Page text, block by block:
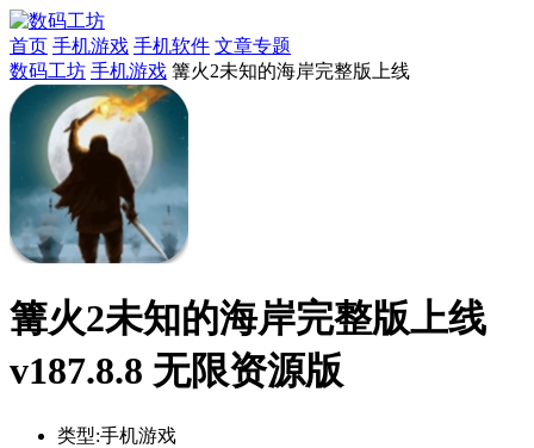
首页 手机游戏 手机软件 文章专题
数码工坊 手机游戏 篝火2未知的海岸完整版上线
篝火2未知的海岸完整版上线
v187.8.8 无限资源版
类型:手机游戏